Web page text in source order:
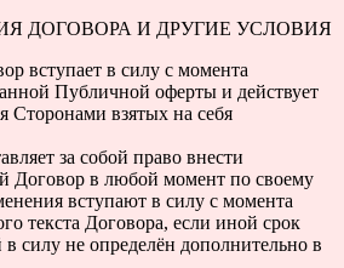
ДОГОВОРА И ДРУГИЕ УСЛОВИЯ
вступает в силу с момента
Публичной оферты и действует
Сторонами взятых на себя
за собой право внести
Договор в любой момент по своему
вступают в силу с момента
текста Договора, если иной срок
силу не определён дополнительно в